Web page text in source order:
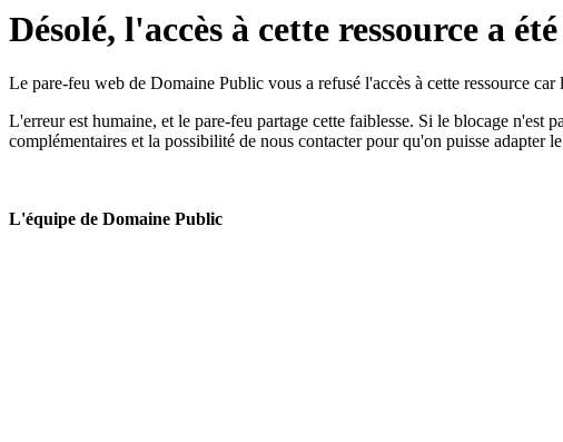
Désolé, l'accès à cette ressource a
Le pare-feu web de Domaine Public vous a refusé l'accès à cette ressource
L'erreur est humaine, et le pare-feu partage cette faiblesse. Si le blocage n'est
complémentaires et la possibilité de nous contacter pour qu'on puisse adapter
L'équipe de Domaine Public